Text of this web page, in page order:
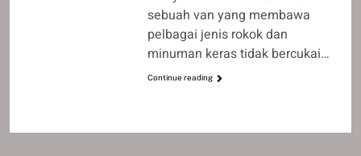
sebuah van yang membawa
pelbagai jenis rokok dan
minuman keras tidak bercukai…
Continue reading